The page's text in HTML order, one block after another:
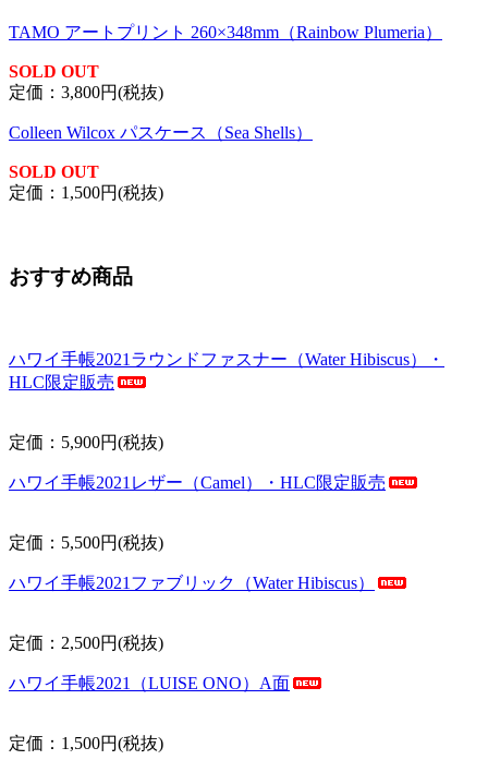
TAMO アートプリント 260×348mm（Rainbow Plumeria）
SOLD OUT
定価：3,800円(税抜)
Colleen Wilcox パスケース（Sea Shells）
SOLD OUT
定価：1,500円(税抜)
おすすめ商品
ハワイ手帳2021ラウンドファスナー（Water Hibiscus）・
HLC限定販売
定価：5,900円(税抜)
ハワイ手帳2021レザー（Camel）・HLC限定販売
定価：5,500円(税抜)
ハワイ手帳2021ファブリック（Water Hibiscus）
定価：2,500円(税抜)
ハワイ手帳2021（LUISE ONO）A面
定価：1,500円(税抜)